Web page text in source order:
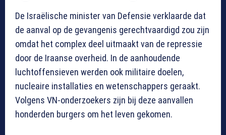
De Israëlische minister van Defensie verklaarde dat
de aanval op de gevangenis gerechtvaardigd zou zijn
omdat het complex deel uitmaakt van de repressie
door de Iraanse overheid. In de aanhoudende
luchtoffensieven werden ook militaire doelen,
nucleaire installaties en wetenschappers geraakt.
Volgens VN-onderzoekers zijn bij deze aanvallen
honderden burgers om het leven gekomen.